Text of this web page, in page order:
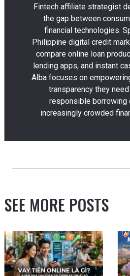
Fintech affiliate strategist
the gap between
financial technologies.
Philippine digital credit
compare online loan
lending apps, and instant
Alba focuses on
transparency they
responsible borrowing
increasingly crowded
SEE MORE POSTS